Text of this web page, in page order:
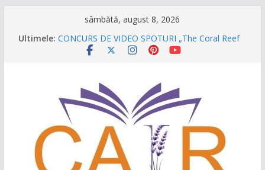
sâmbătă, august 8, 2026
Ultimele: CONCURS DE VIDEO SPOTURI „The Coral Reef
of the Prut – destinația ta turistică”
Târgul regional „Viitorul e AgriCOOL”
Un capitol se încheie, iar un viitor plin de
oportunități începe!
Festivalul Lavandei a fost despre oameni, emoții
și clipe de neuitat!